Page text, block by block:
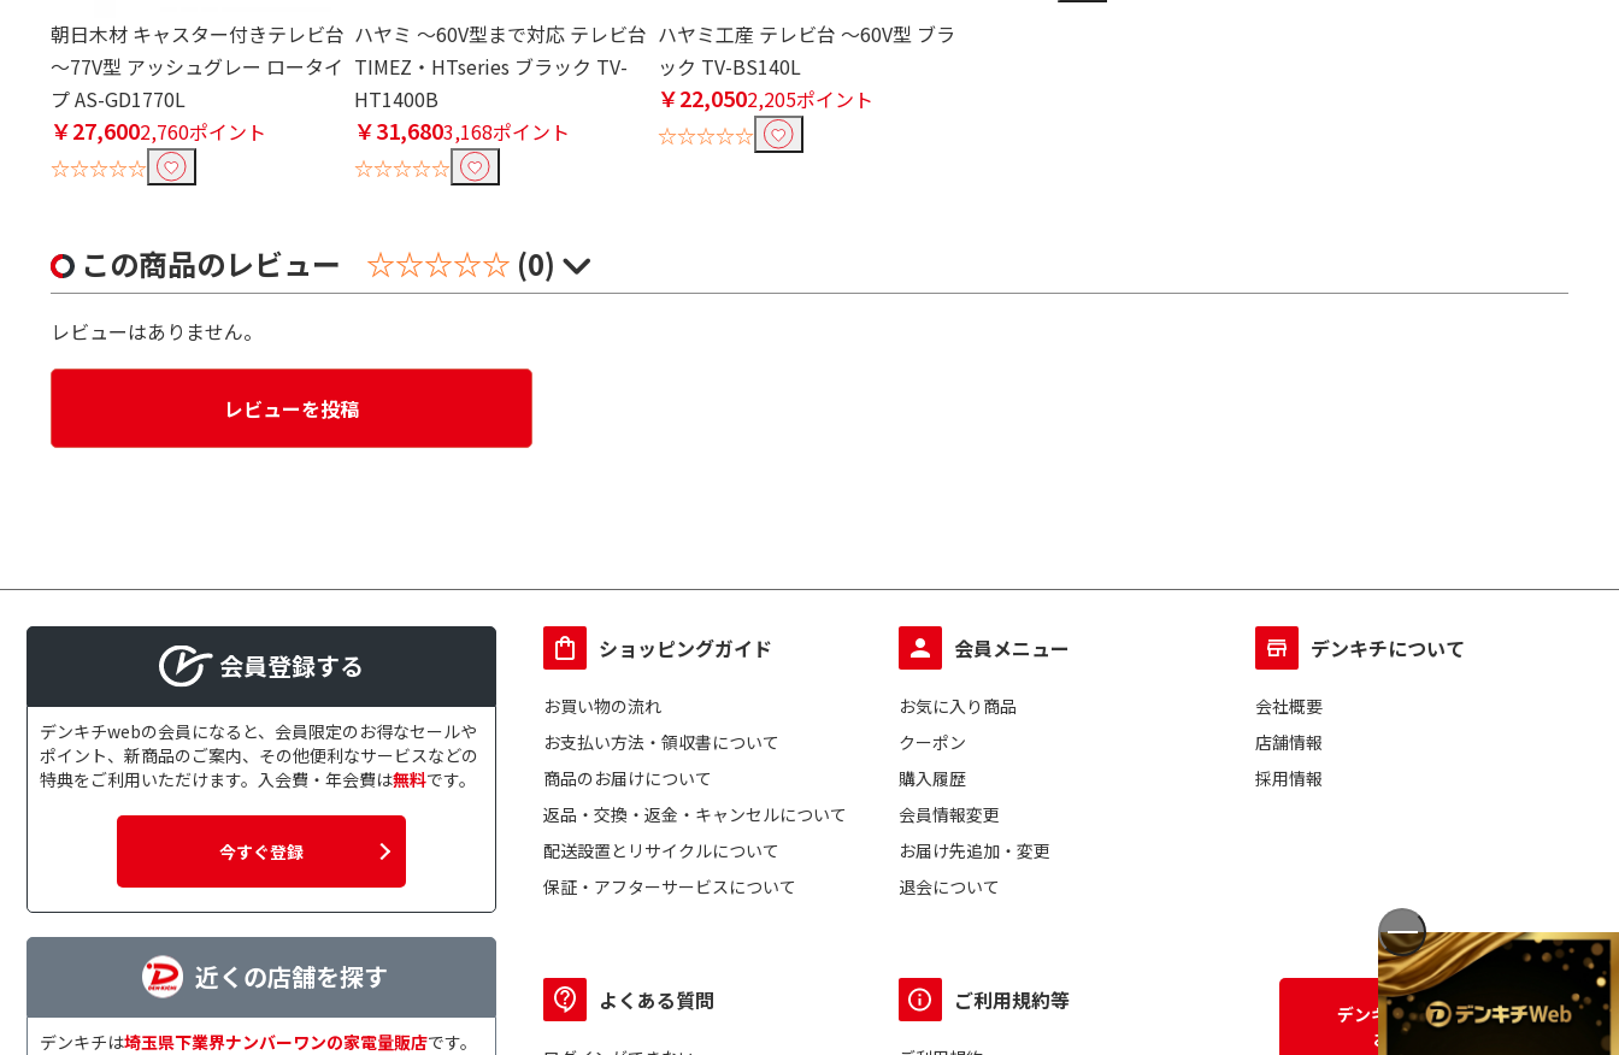
朝日木材 キャスター付きテレビ台
～77V型 アッシュグレー ロータイ
プ AS-GD1770L
￥27,6002,760ポイント
☆☆☆☆☆
ハヤミ ～60V型まで対応 テレビ台
TIMEZ・HTseries ブラック TV-
HT1400B
￥31,6803,168ポイント
☆☆☆☆☆
ハヤミ工産 テレビ台 ～60V型 ブラ
ック TV-BS140L
￥22,0502,205ポイント
☆☆☆☆☆
この商品のレビュー ☆☆☆☆☆ (0)
レビューはありません。
レビューを投稿
会員登録する
デンキチwebの会員になると、会員限定のお得なセールや
ポイント、新商品のご案内、その他便利なサービスなどの
特典をご利用いただけます。入会費・年会費は無料です。
今すぐ登録
近くの店舗を探す
デンキチは埼玉県下業界ナンバーワンの家電量販店です。
ショッピングガイド
お買い物の流れ
お支払い方法・領収書について
商品のお届けについて
返品・交換・返金・キャンセルについて
配送設置とリサイクルについて
保証・アフターサービスについて
会員メニュー
お気に入り商品
クーポン
購入履歴
会員情報変更
お届け先追加・変更
退会について
デンキチについて
会社概要
店舗情報
採用情報
よくある質問 ご利用規約等
デンキチWEBに関する
お問い合わせ